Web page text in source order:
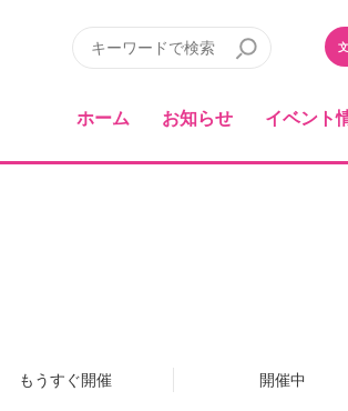
ホーム お知らせ イベント
もうすぐ開催 開催中